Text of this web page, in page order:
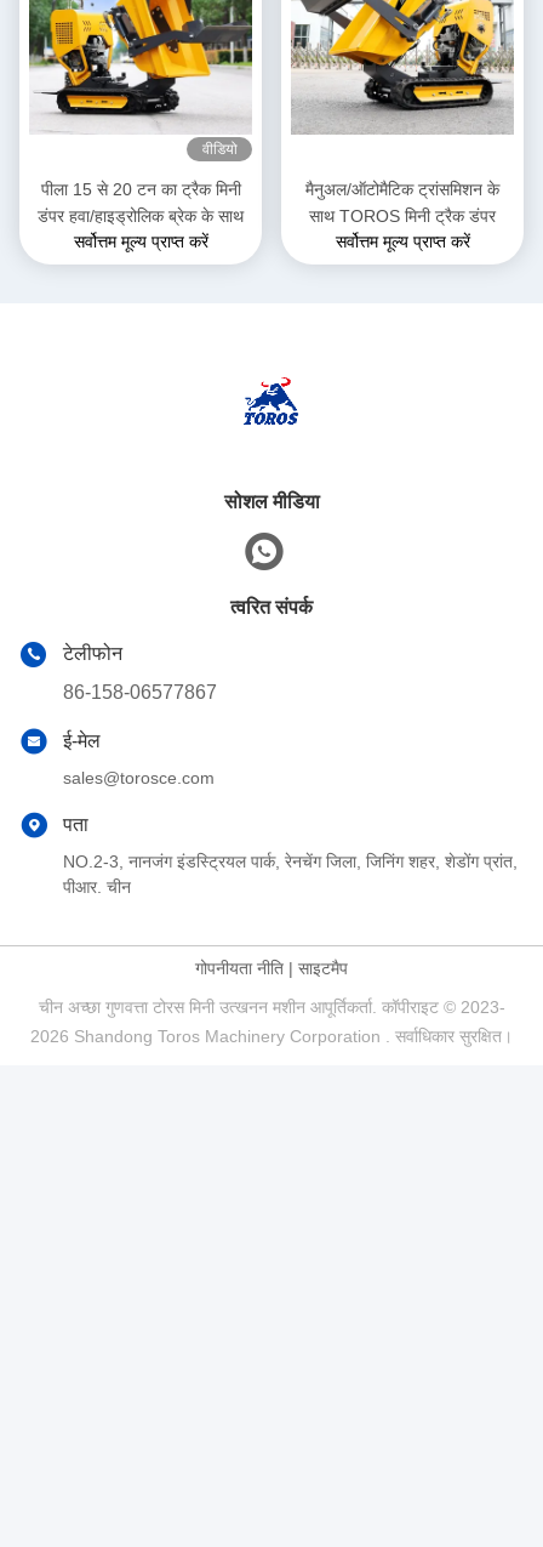
वीडियो
पीला 15 से 20 टन का ट्रैक मिनी
डंपर हवा/हाइड्रोलिक ब्रेक के साथ
सर्वोत्तम मूल्य प्राप्त करें
मैनुअल/ऑटोमैटिक ट्रांसमिशन के
साथ TOROS मिनी ट्रैक डंपर
सर्वोत्तम मूल्य प्राप्त करें
सोशल मीडिया
त्वरित संपर्क
टेलीफोन
86-158-06577867
ई-मेल
sales@torosce.com
पता
NO.2-3, नानजंग इंडस्ट्रियल पार्क, रेनचेंग जिला, जिनिंग शहर, शेडोंग प्रांत,
पीआर. चीन
गोपनीयता नीति | साइटमैप
चीन अच्छा गुणवत्ता टोरस मिनी उत्खनन मशीन आपूर्तिकर्ता. कॉपीराइट © 2023-
2026 Shandong Toros Machinery Corporation . सर्वाधिकार सुरक्षित।